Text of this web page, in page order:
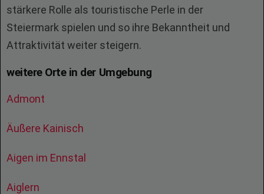
stärkere Rolle als touristische Perle in der
Steiermark spielen und so ihre Bekanntheit und
Attraktivität weiter steigern.
weitere Orte in der Umgebung
Admont
Äußere Kainisch
Aigen im Ennstal
Aiglern